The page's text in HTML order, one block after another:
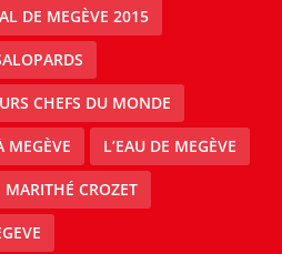
DE MEGÈVE 2015
CHEFS DU MONDE
MEGÈVE L’EAU DE MEGÈVE
MARITHÉ CROZET